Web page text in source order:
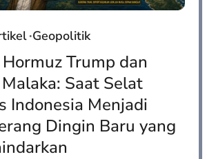
Geopolitik
Trump dan
Saat Selat
Indonesia Menjadi
Dingin Baru yang